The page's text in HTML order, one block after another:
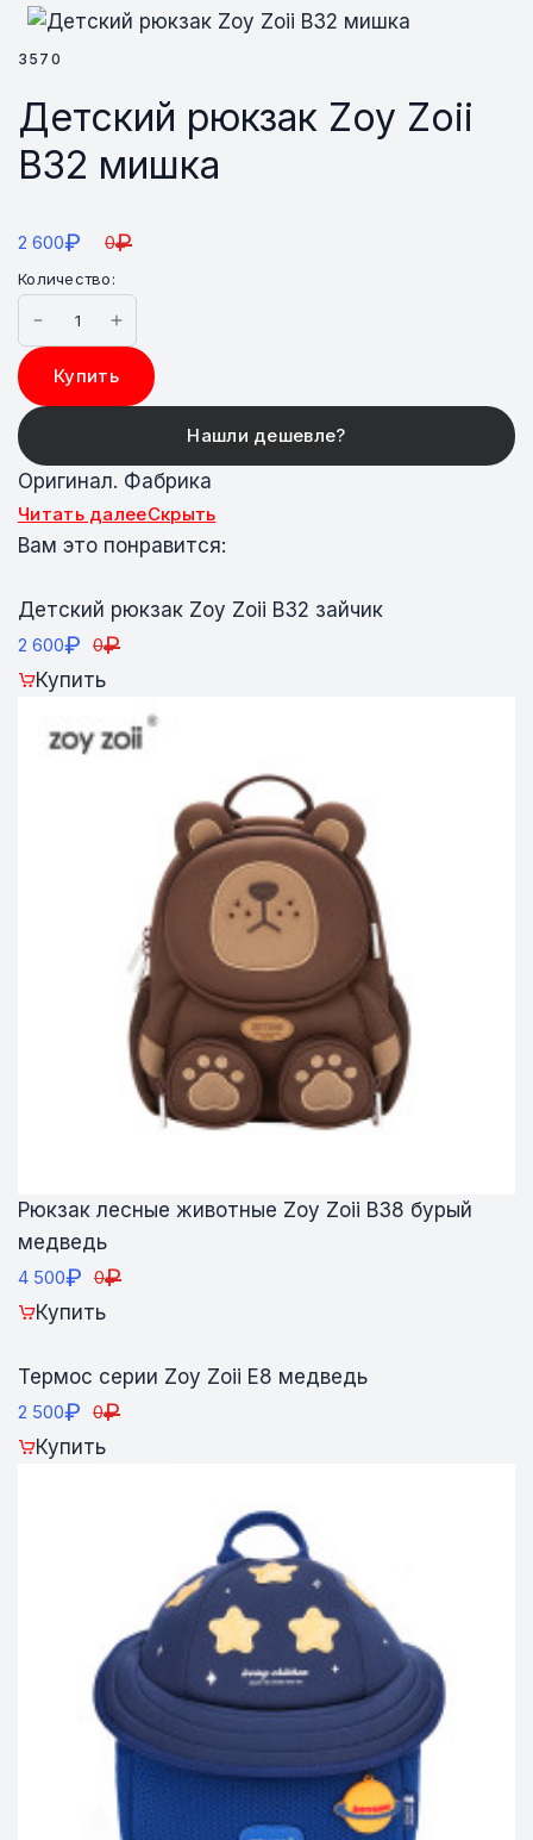
3570
Детский рюкзак Zoy Zoii
В32 мишка
2 600₽ 0₽
Количество:
Купить
Оригинал. Фабрика
Читать далееСкрыть
Вам это понравится:
Детский рюкзак Zoy Zoii В32 зайчик
2 600₽ 0₽
Купить
Рюкзак лесные животные Zoy Zoii В38 бурый
медведь
4 500₽ 0₽
Купить
Термос серии Zoy Zoii Е8 медведь
2 500₽ 0₽
Купить